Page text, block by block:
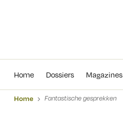
Home Dossiers Magazines
Home Fantastische gesprekken